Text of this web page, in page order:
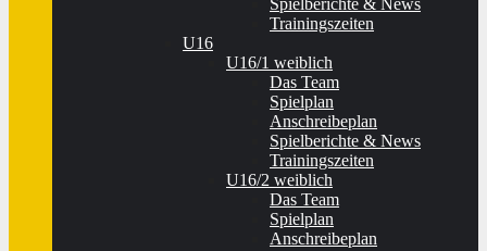
Spielberichte & News
Trainingszeiten
U16
U16/1 weiblich
Das Team
Spielplan
Anschreibeplan
Spielberichte & News
Trainingszeiten
U16/2 weiblich
Das Team
Spielplan
Anschreibeplan